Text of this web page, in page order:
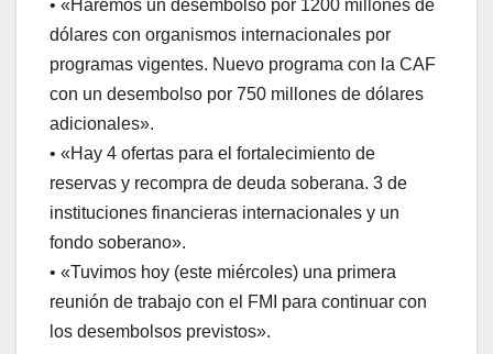
• «Haremos un desembolso por 1200 millones de
dólares con organismos internacionales por
programas vigentes. Nuevo programa con la CAF
con un desembolso por 750 millones de dólares
adicionales».
• «Hay 4 ofertas para el fortalecimiento de
reservas y recompra de deuda soberana. 3 de
instituciones financieras internacionales y un
fondo soberano».
• «Tuvimos hoy (este miércoles) una primera
reunión de trabajo con el FMI para continuar con
los desembolsos previstos».